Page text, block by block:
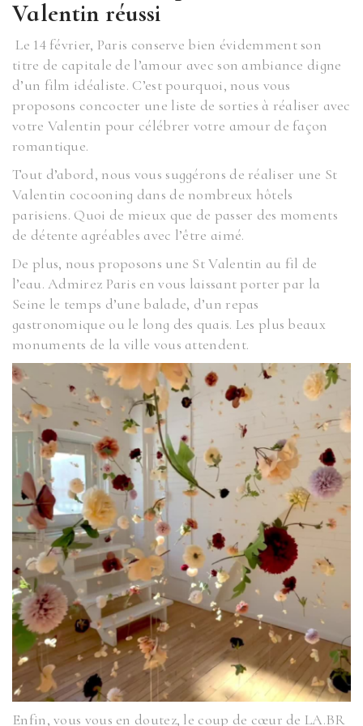
Valentin réussi
Le 14 février, Paris conserve bien évidemment son
titre de capitale de l’amour avec son ambiance digne
d’un film idéaliste. C’est pourquoi, nous vous
proposons concocter une liste de sorties à réaliser avec
votre Valentin pour célébrer votre amour de façon
romantique.
Tout d’abord, nous vous suggérons de réaliser une St
Valentin cocooning dans de nombreux hôtels
parisiens. Quoi de mieux que de passer des moments
de détente agréables avec l’être aimé.
De plus, nous proposons une St Valentin au fil de
l’eau. Admirez Paris en vous laissant porter par la
Seine le temps d’une balade, d’un repas
gastronomique ou le long des quais. Les plus beaux
monuments de la ville vous attendent.
Enfin, vous vous en doutez, le coup de cœur de LA.BR